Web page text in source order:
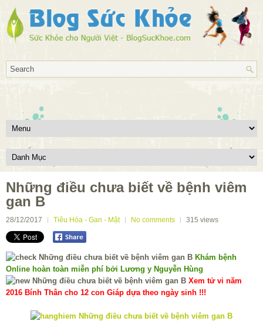
Những điều chưa biết về bệnh viêm
gan B
28/12/2017 Tiêu Hóa - Gan - Mật No comments 315 views
Khám bệnh
Online hoàn toàn miễn phí bởi Lương y Nguyễn Hùng
Xem tử vi năm
2016 Bính Thân cho 12 con Giáp dựa theo ngày sinh !!!